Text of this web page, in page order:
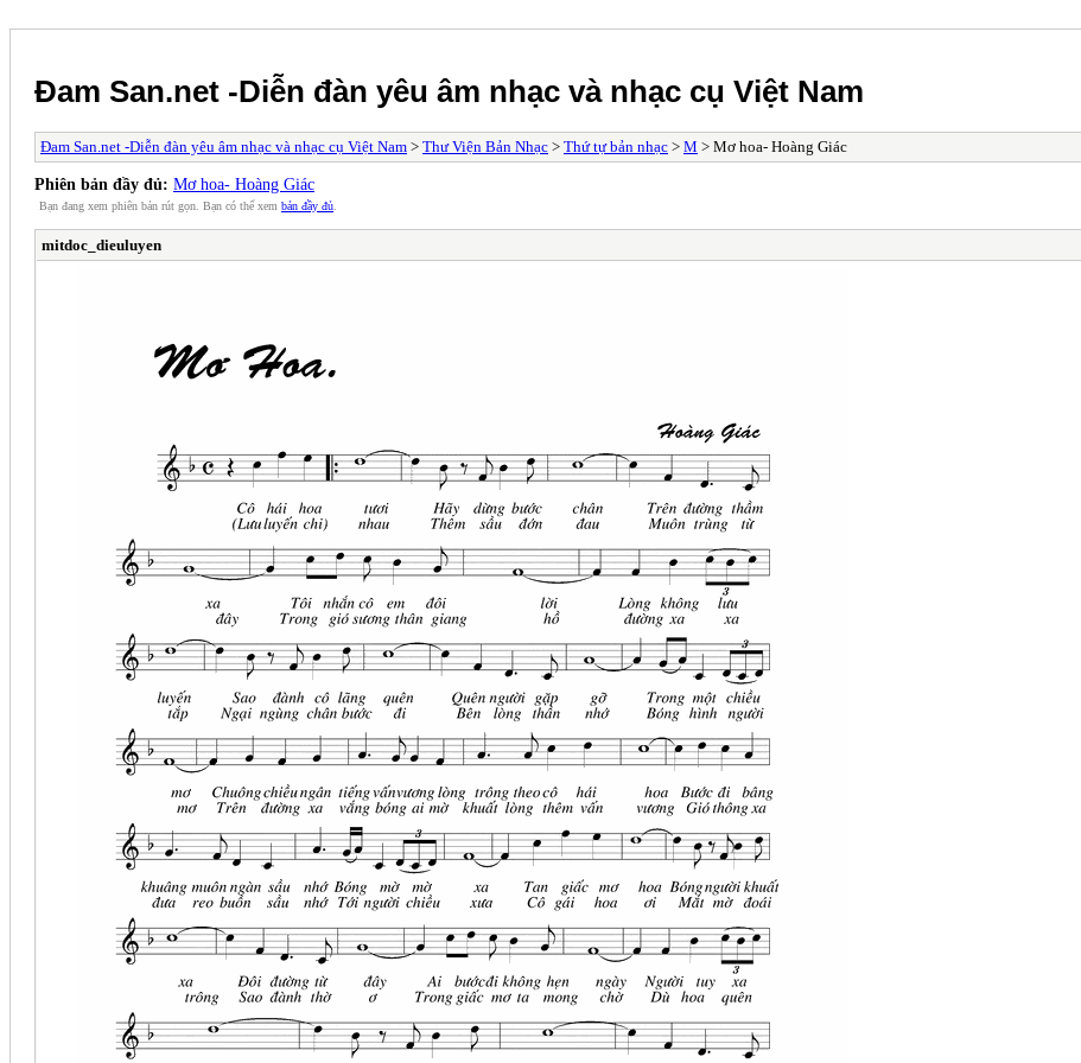
Đam San.net -Diễn đàn yêu âm nhạc và nhạc cụ Việt Nam
Đam San.net -Diễn đàn yêu âm nhạc và nhạc cụ Việt Nam > Thư Viện Bản Nhạc > Thứ tự bản nhạc > M > Mơ hoa- Hoàng Giác
Phiên bản đầy đủ: Mơ hoa- Hoàng Giác
Bạn đang xem phiên bản rút gọn. Bạn có thể xem bản đầy đủ
mitdoc_dieuluyen